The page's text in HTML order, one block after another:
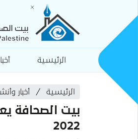
الرئيسية
الرئيسية أخبار
بيت الصحافة
2022